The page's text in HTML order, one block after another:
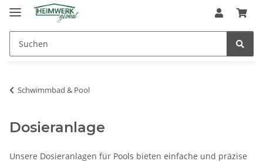
Schwimmbad & Pool
Dosieranlage
Unsere Dosieranlagen für Pools bieten einfache und präzise